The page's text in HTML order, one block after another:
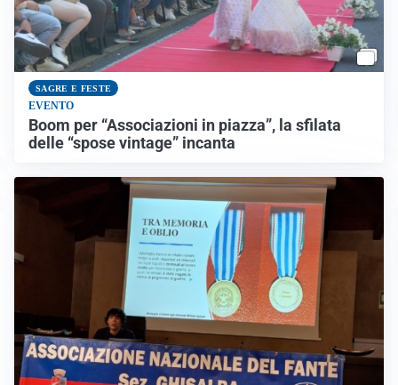
SAGRE E FESTE
EVENTO
Boom per “Associazioni in piazza”, la sfilata
delle “spose vintage” incanta